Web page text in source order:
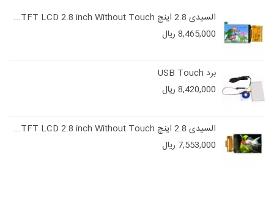
السیدی 2.8 اینچ TFT LCD 2.8 inch Without Touch...
8,465,000 ریال
برد USB Touch
8,420,000 ریال
السیدی 2.8 اینچ TFT LCD 2.8 inch Without Touch...
7,553,000 ریال